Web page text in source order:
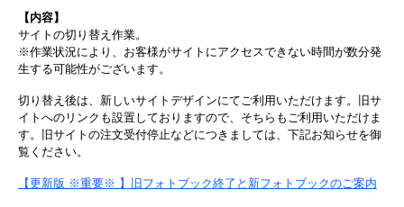
【内容】
サイトの切り替え作業。
※作業状況により、お客様がサイトにアクセスできない時間が数分発
生する可能性がございます。
切り替え後は、新しいサイトデザインにてご利用いただけます。旧サ
イトへのリンクも設置しておりますので、そちらもご利用いただけま
す。旧サイトの注文受付停止などにつきましては、下記お知らせを御
覧ください。
【更新版 ※重要※ 】旧フォトブック終了と新フォトブックのご案内